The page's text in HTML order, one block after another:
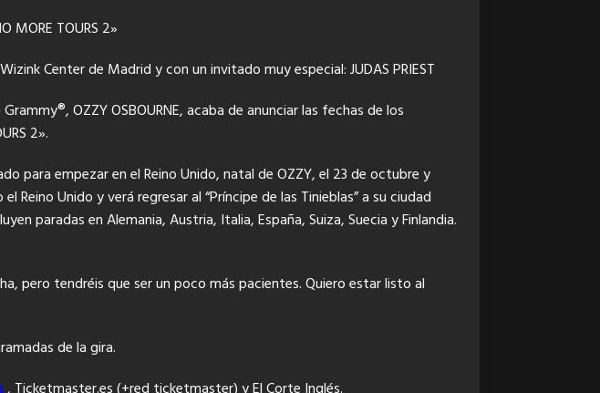
MORE TOURS 2»
Center de Madrid y con un invitado muy especial: JUDAS PRIEST
OZZY OSBOURNE, acaba de anunciar las fechas de los
2».
para empezar en el Reino Unido, natal de OZZY, el 23 de octubre y
Reino Unido y verá regresar al “Príncipe de las Tinieblas” a su ciudad
paradas en Alemania, Austria, Italia, España, Suiza, Suecia y Finlandia.
pero tendréis que ser un poco más pacientes. Quiero estar listo al
de la gira.